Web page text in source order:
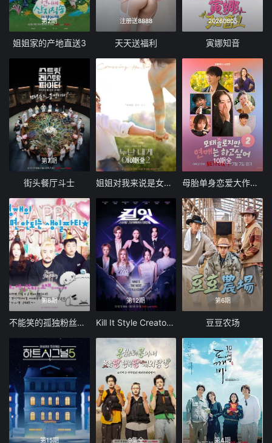
第2期
姐姐家的产地直送3
注册送8888
天天送福利
20260805
寅娜知音
第7期
街头餐厅斗士
10期全
姐姐对我来说是女人2
10期全
母胎单身恋爱大作战2
第8期
不能笑的孤独粉丝见面会
第12期
Kill It Style Creator War
第6期
豆豆农场
第15期 9集全 第4期